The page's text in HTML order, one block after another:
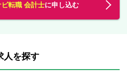
ビ転職 会計士に申し込む
人を探す